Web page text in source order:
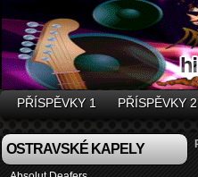
PŘÍSPĚVKY 1 PŘÍSPĚVKY 2
OSTRAVSKÉ KAPELY